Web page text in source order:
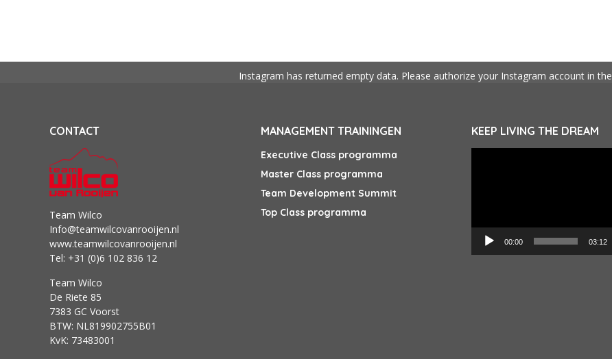
Instagram has returned empty data. Please authorize your Instagram account in the
CONTACT
Team Wilco
Info@teamwilcovanrooijen.nl
www.teamwilcovanrooijen.nl
Tel: +31 (0)6 102 836 12
Team Wilco
De Riete 85
7383 GC Voorst
BTW: NL819902755B01
KvK: 73483001
MANAGEMENT TRAININGEN
Executive Class programma
Master Class programma
Team Development Summit
Top Class programma
KEEP LIVING THE DREAM
00:00 03:12